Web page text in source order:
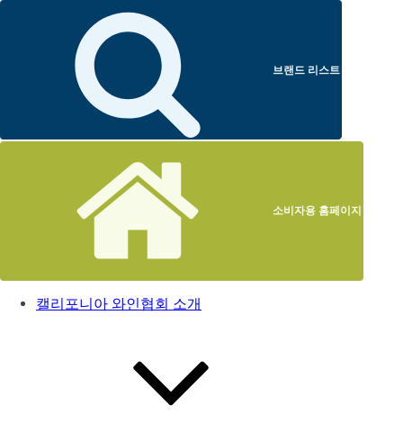
브랜드 리스트
소비자용 홈페이지
캘리포니아 와인협회 소개